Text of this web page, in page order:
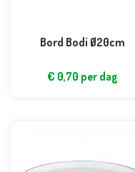
Bord Bodi Ø20cm
€ 0,70 per dag